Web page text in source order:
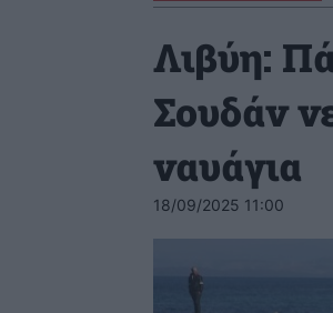
Λιβύη:
Σουδάν
ναυάγια
18/09/2025 11:00